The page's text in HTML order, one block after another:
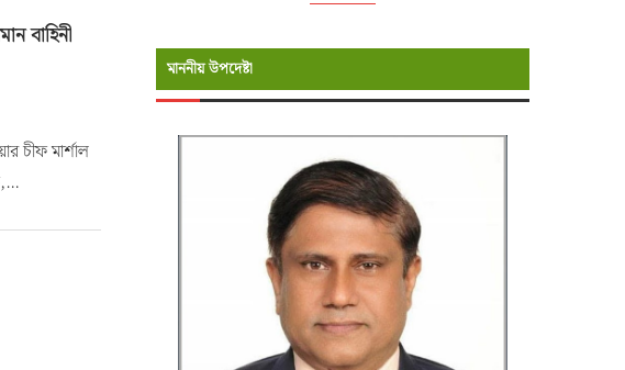
বাহিনী
চীফ মার্শাল
মাননীয় উপদেষ্টা